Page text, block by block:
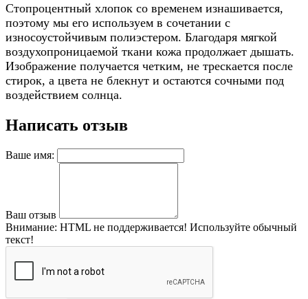
Стопроцентный хлопок со временем изнашивается,
поэтому мы его используем в сочетании с
износоустойчивым полиэстером. Благодаря мягкой
воздухопроницаемой ткани кожа продолжает дышать.
Изображение получается четким, не трескается после
стирок, а цвета не блекнут и остаются сочными под
воздействием солнца.
Написать отзыв
Ваше имя:
Ваш отзыв
Внимание: HTML не поддерживается! Используйте обычный
текст!